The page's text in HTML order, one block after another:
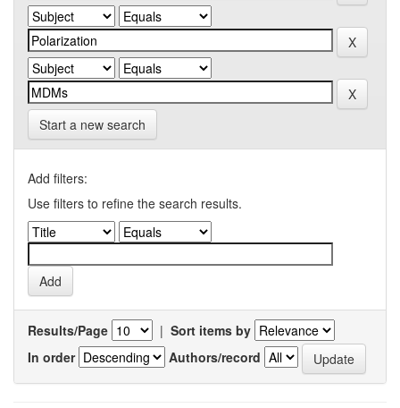
Start a new search
Add filters:
Use filters to refine the search results.
Results/Page | Sort items by
In order
Authors/record